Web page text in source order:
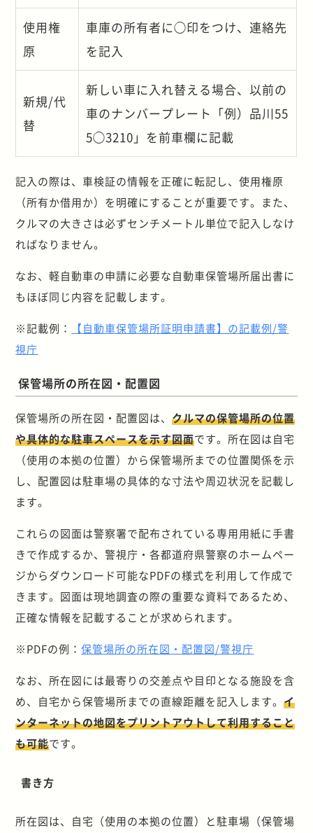
使用権
原
車庫の所有者に◯印をつけ、連絡先
を記入
新規/代
替
新しい車に入れ替える場合、以前の
車のナンバープレート「例）品川55
5◯3210」を前車欄に記載
記入の際は、車検証の情報を正確に転記し、使用権原
（所有か借用か）を明確にすることが重要です。また、
クルマの大きさは必ずセンチメートル単位で記入しなけ
ればなりません。
なお、軽自動車の申請に必要な自動車保管場所届出書に
もほぼ同じ内容を記載します。
※記載例：
【自動車保管場所証明申請書】の記載例/警
視庁
保管場所の所在図・配置図
保管場所の所在図・配置図は、クルマの保管場所の位置
や具体的な駐車スペースを示す図面です。所在図は自宅
（使用の本拠の位置）から保管場所までの位置関係を示
し、配置図は駐車場の具体的な寸法や周辺状況を記載し
ます。
これらの図面は警察署で配布されている専用用紙に手書
きで作成するか、警視庁・各都道府県警察のホームペー
ジからダウンロード可能なPDFの様式を利用して作成で
きます。図面は現地調査の際の重要な資料であるため、
正確な情報を記載することが求められます。
※PDFの例：保管場所の所在図・配置図/警視庁
なお、所在図には最寄りの交差点や目印となる施設を含
め、自宅から保管場所までの直線距離を記入します。イ
ンターネットの地図をプリントアウトして利用すること
も可能です。
書き方
所在図は、自宅（使用の本拠の位置）と駐車場（保管場